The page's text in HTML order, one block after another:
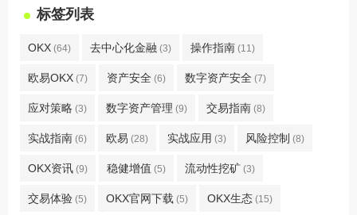
标签列表
OKX (64) 去中心化金融 (3) 操作指南 (11)
欧易OKX (7) 资产安全 (6) 数字资产安全 (7)
应对策略 (3) 数字资产管理 (9) 交易指南 (8)
实战指南 (6) 欧易 (28) 实战应用 (3) 风险控制 (8)
OKX资讯 (9) 稳健增值 (5) 流动性挖矿 (3)
交易体验 (5) OKX官网下载 (5) OKX生态 (15)